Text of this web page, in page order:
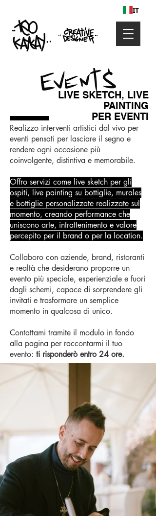
LIVE SKETCH, LIVE
PAINTING
PER EVENTI
Realizzo interventi artistici dal vivo per
eventi pensati per lasciare il segno e
rendere ogni occasione più
coinvolgente, distintiva e memorabile.
Offro servizi come live sketch per gli
ospiti, live painting su bottiglie, murales
e bottiglie personalizzate realizzate sul
momento, creando performance che
uniscono arte, intrattenimento e valore
percepito per il brand o per la location.
Collaboro con aziende, brand, ristoranti
e realtà che desiderano proporre un
evento più speciale, esperienziale e fuori
dagli schemi, capace di sorprendere gli
invitati e trasformare un semplice
momento in qualcosa di unico.
Contattami tramite il modulo in fondo
alla pagina per raccontarmi il tuo
evento: ti risponderò entro 24 ore.
IT